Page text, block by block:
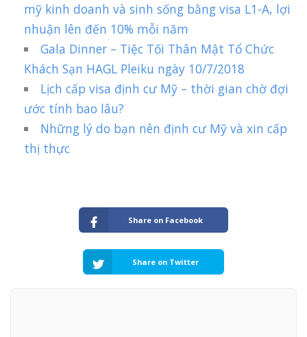
mỹ kinh doanh và sinh sống bằng visa L1-A, lợi
nhuận lên đến 10% mỗi năm
Gala Dinner – Tiệc Tối Thân Mật Tổ Chức
Khách Sạn HAGL Pleiku ngày 10/7/2018
Lịch cấp visa định cư Mỹ – thời gian chờ đợi
ước tính bao lâu?
Những lý do bạn nên định cư Mỹ và xin cấp
thị thực
Share on Facebook
Share on Twitter